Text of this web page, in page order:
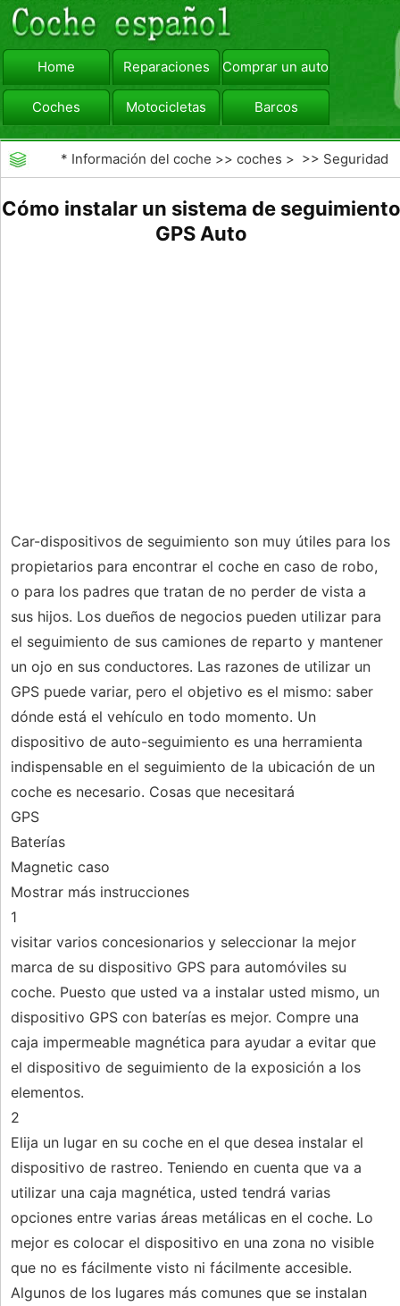
Home Reparaciones Comprar un automóvil
Coches Motocicletas Barcos
viajar Camiones
* Información del coche >>coches > >> Seguridad
Cómo instalar un sistema de seguimiento
GPS Auto
Car-dispositivos de seguimiento son muy útiles para los
propietarios para encontrar el coche en caso de robo,
o para los padres que tratan de no perder de vista a
sus hijos. Los dueños de negocios pueden utilizar para
el seguimiento de sus camiones de reparto y mantener
un ojo en sus conductores. Las razones de utilizar un
GPS puede variar, pero el objetivo es el mismo: saber
dónde está el vehículo en todo momento. Un
dispositivo de auto-seguimiento es una herramienta
indispensable en el seguimiento de la ubicación de un
coche es necesario. Cosas que necesitará
GPS
Baterías
Magnetic caso
Mostrar más instrucciones
1
visitar varios concesionarios y seleccionar la mejor
marca de su dispositivo GPS para automóviles su
coche. Puesto que usted va a instalar usted mismo, un
dispositivo GPS con baterías es mejor. Compre una
caja impermeable magnética para ayudar a evitar que
el dispositivo de seguimiento de la exposición a los
elementos.
2
Elija un lugar en su coche en el que desea instalar el
dispositivo de rastreo. Teniendo en cuenta que va a
utilizar una caja magnética, usted tendrá varias
opciones entre varias áreas metálicas en el coche. Lo
mejor es colocar el dispositivo en una zona no visible
que no es fácilmente visto ni fácilmente accesible.
Algunos de los lugares más comunes que se instalan